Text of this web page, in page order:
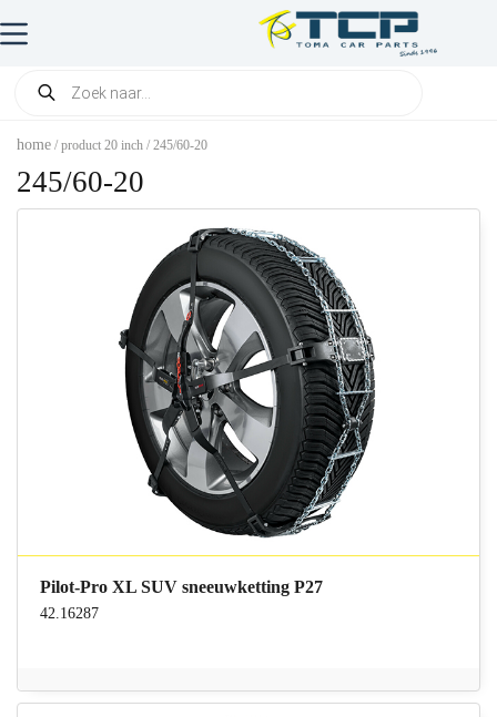
home / product 20 inch / 245/60-20
245/60-20
Pilot-Pro XL SUV sneeuwketting P27
42.16287